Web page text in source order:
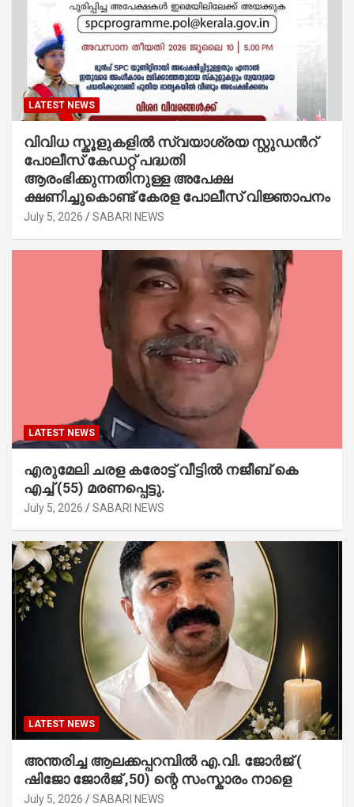
LATEST NEWS
വിവിധ സ്കൂളുകളില്‍ സ്വയാശ്രയ സ്റ്റുഡന്‍റ്
പോലീസ് കേഡറ്റ് പദ്ധതി
ആരംഭിക്കുന്നതിനുള്ള അപേക്ഷ
ക്ഷണിച്ചുകൊണ്ട് കേരള പോലീസ് വിജ്ഞാപനം
July 5, 2026 SABARI NEWS
LATEST NEWS
എരുമേലി ചരള കരോട്ട് വീട്ടിൽ നജീബ് കെ
എച്ച് (55) മരണപ്പെട്ടു.
July 5, 2026 SABARI NEWS
LATEST NEWS
അന്തരിച്ച ആ​ല​ക്ക​പ്പ​റമ്പിൽ​ എ.​വി. ജോ​ർ​ജ് (
ഷിജോ ജോർജ് ,50) ന്റെ സംസ്കാരം നാളെ
July 5, 2026 SABARI NEWS